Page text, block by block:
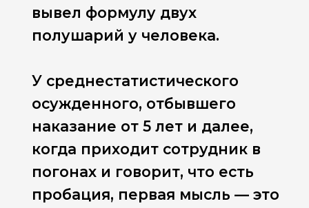
вывел формулу двух
полушарий у человека.
У среднестатистического
осужденного, отбывшего
наказание от 5 лет и далее,
когда приходит сотрудник в
погонах и говорит, что есть
пробация, первая мысль — это